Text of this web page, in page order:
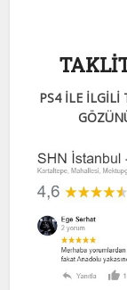
PS4 İLE İLGİLİ